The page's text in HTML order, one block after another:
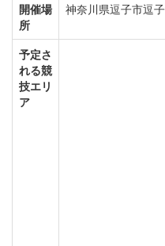
開催場
所
神奈川県逗子市逗
予定さ
れる競
技エリ
ア